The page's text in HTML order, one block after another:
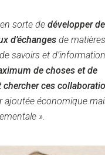
sorte de développer
d’échanges de
savoirs et
de choses et de
ces
ajoutée économique
».